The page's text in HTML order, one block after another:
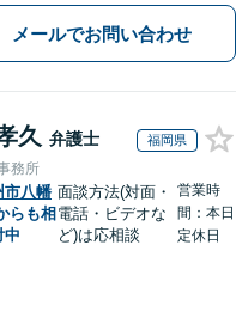
メールでお問い合わせ
久 弁護士 福岡県
務所
市八幡
らも相
中
面談方法(対面・
電話・ビデオな
ど)は応相談
営業時
間：本日
定休日